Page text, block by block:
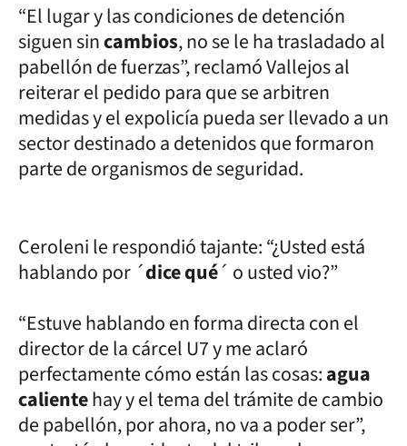
“El lugar y las condiciones de detención
siguen sincambios, no se le ha trasladado al
pabellón de fuerzas”, reclamó Vallejos al
reiterar el pedido para que se arbitren
medidas y el expolicía pueda ser llevado a un
sector destinado a detenidos que formaron
parte de organismos de seguridad.
Ceroleni le respondió tajante: “¿Usted está
hablando por ´dice qué´ o usted vio?”
“Estuve hablando en forma directa con el
director de la cárcel U7 y me aclaró
perfectamente cómo están las cosas:agua
calientehay y el tema del trámite de cambio
de pabellón, por ahora, no va a poder ser”,